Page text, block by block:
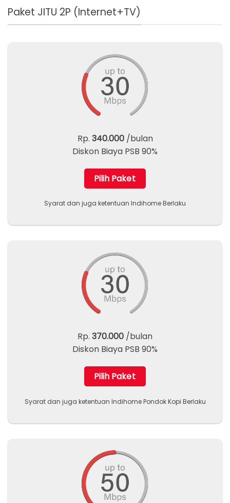
Paket JITU 2P (Internet+TV)
Rp. 340.000/bulan
Diskon Biaya PSB 90%
Pilih Paket
Syarat dan juga ketentuan Indihome Berlaku
Rp. 370.000 /bulan
Diskon Biaya PSB 90%
Pilih Paket
Syarat dan juga ketentuan Indihome Pondok Kopi Berlaku